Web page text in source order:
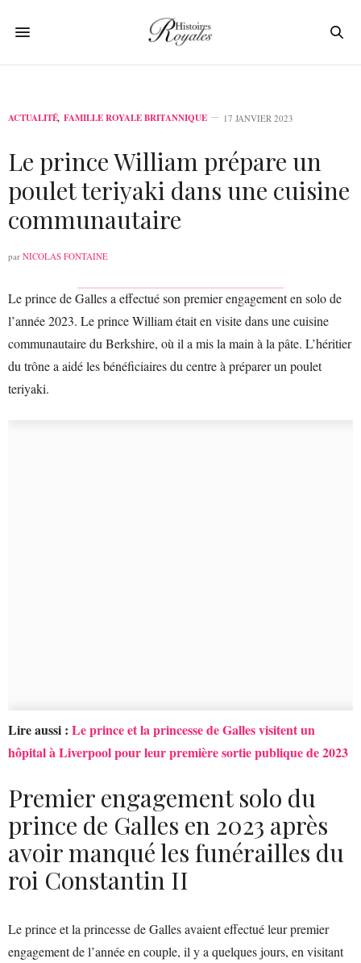
ACTUALITÉ, FAMILLE ROYALE BRITANNIQUE 17 JANVIER 2023
Le prince William prépare un
poulet teriyaki dans une cuisine
communautaire
par NICOLAS FONTAINE
Le prince de Galles a effectué son premier engagement en solo de
l’année 2023. Le prince William était en visite dans une cuisine
communautaire du Berkshire, où il a mis la main à la pâte. L’héritier
du trône a aidé les bénéficiaires du centre à préparer un poulet
teriyaki.
Lire aussi : Le prince et la princesse de Galles visitent un
hôpital à Liverpool pour leur première sortie publique de 2023
Premier engagement solo du
prince de Galles en 2023 après
avoir manqué les funérailles du
roi Constantin II
Le prince et la princesse de Galles avaient effectué leur premier
engagement de l’année en couple, il y a quelques jours, en visitant